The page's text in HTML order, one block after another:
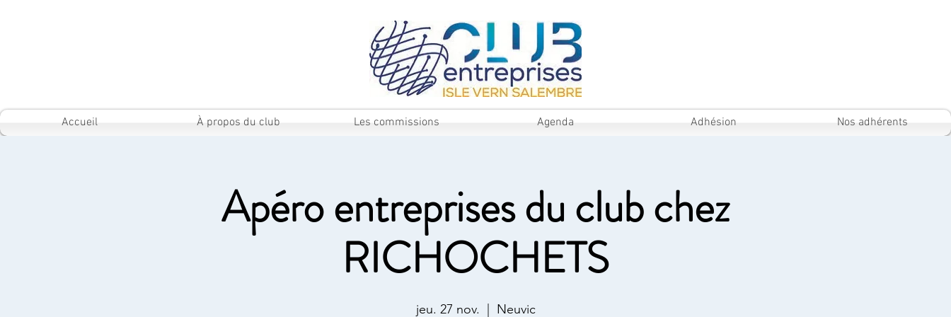
Accueil À propos du club Les commissions Agenda Adhésion Nos adhérents
Apéro entreprises du club chez
RICHOCHETS
jeu. 27 nov. Neuvic